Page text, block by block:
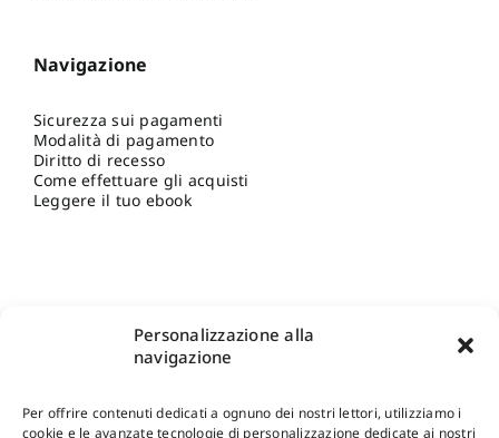
Personalizzazione alla
navigazione
Per offrire contenuti dedicati a ognuno dei nostri lettori, utilizziamo i
cookie e le avanzate tecnologie di personalizzazione dedicate ai nostri
Navigazione
Sicurezza sui pagamenti
Modalità di pagamento
Diritto di recesso
Come effettuare gli acquisti
Leggere il tuo ebook